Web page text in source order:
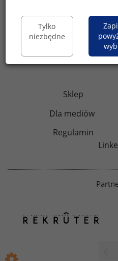
rynekpracy.pl
Sklep
Dla mediów
Regulamin
Tylko
niezbędne